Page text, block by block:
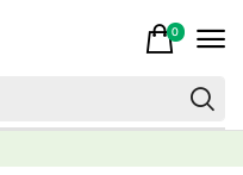
0